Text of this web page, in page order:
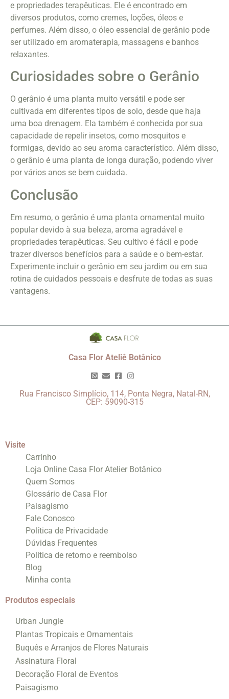
e propriedades terapêuticas. Ele é encontrado em
diversos produtos, como cremes, loções, óleos e
perfumes. Além disso, o óleo essencial de gerânio pode
ser utilizado em aromaterapia, massagens e banhos
relaxantes.
Curiosidades sobre o Gerânio
O gerânio é uma planta muito versátil e pode ser
cultivada em diferentes tipos de solo, desde que haja
uma boa drenagem. Ela também é conhecida por sua
capacidade de repelir insetos, como mosquitos e
formigas, devido ao seu aroma característico. Além disso,
o gerânio é uma planta de longa duração, podendo viver
por vários anos se bem cuidada.
Conclusão
Em resumo, o gerânio é uma planta ornamental muito
popular devido à sua beleza, aroma agradável e
propriedades terapêuticas. Seu cultivo é fácil e pode
trazer diversos benefícios para a saúde e o bem-estar.
Experimente incluir o gerânio em seu jardim ou em sua
rotina de cuidados pessoais e desfrute de todas as suas
vantagens.
Casa Flor Ateliê Botânico
Rua Francisco Simplício, 114, Ponta Negra, Natal-RN,
CEP: 59090-315
Visite
Carrinho
Loja Online Casa Flor Atelier Botânico
Quem Somos
Glossário de Casa Flor
Paisagismo
Fale Conosco
Política de Privacidade
Dúvidas Frequentes
Politica de retorno e reembolso
Blog
Minha conta
Produtos especiais
Urban Jungle
Plantas Tropicais e Ornamentais
Buquês e Arranjos de Flores Naturais
Assinatura Floral
Decoração Floral de Eventos
Paisagismo